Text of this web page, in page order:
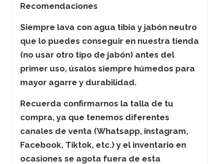
Recomendaciones
Siempre lava con agua tibia y jabón neutro
que lo puedes conseguir en nuestra tienda
(no usar otro tipo de jabón) antes del
primer uso, úsalos siempre húmedos para
mayor agarre y durabilidad.
Recuerda confirmarnos la talla de tu
compra, ya que tenemos diferentes
canales de venta (Whatsapp, instagram,
Facebook, Tiktok, etc.) y el inventario en
ocasiones se agota fuera de esta